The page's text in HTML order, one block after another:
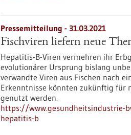
Pressemitteilung - 31.03.2021
Fischviren liefern neue
Hepatitis-B-Viren vermehren ihr
evolutionärer Ursprung bislang
verwandte Viren aus Fischen nach
Erkenntnisse könnten zukünftig für
genutzt werden.
https://www.gesundheitsindustrie-
hepatitis-b